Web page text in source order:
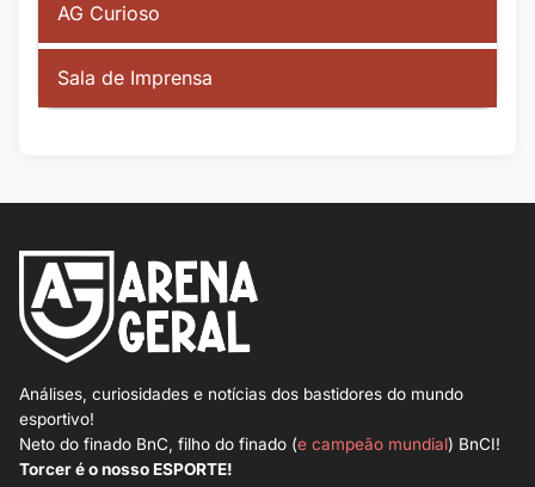
AG Curioso
Sala de Imprensa
Análises, curiosidades e notícias dos bastidores do mundo
esportivo!
Neto do finado BnC, filho do finado (e campeão mundial) BnCI!
Torcer é o nosso ESPORTE!